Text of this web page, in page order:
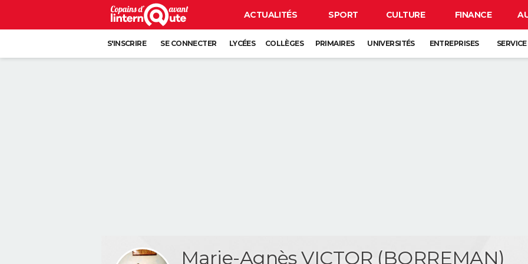
ACTUALITÉS SPORT CULTURE FINANCE
S'INSCRIRE SE CONNECTER LYCÉES COLLÈGES PRIMAIRES UNIVERSITÉS ENTREPRISES
Marie-Agnès VICTOR (BORREMAN)